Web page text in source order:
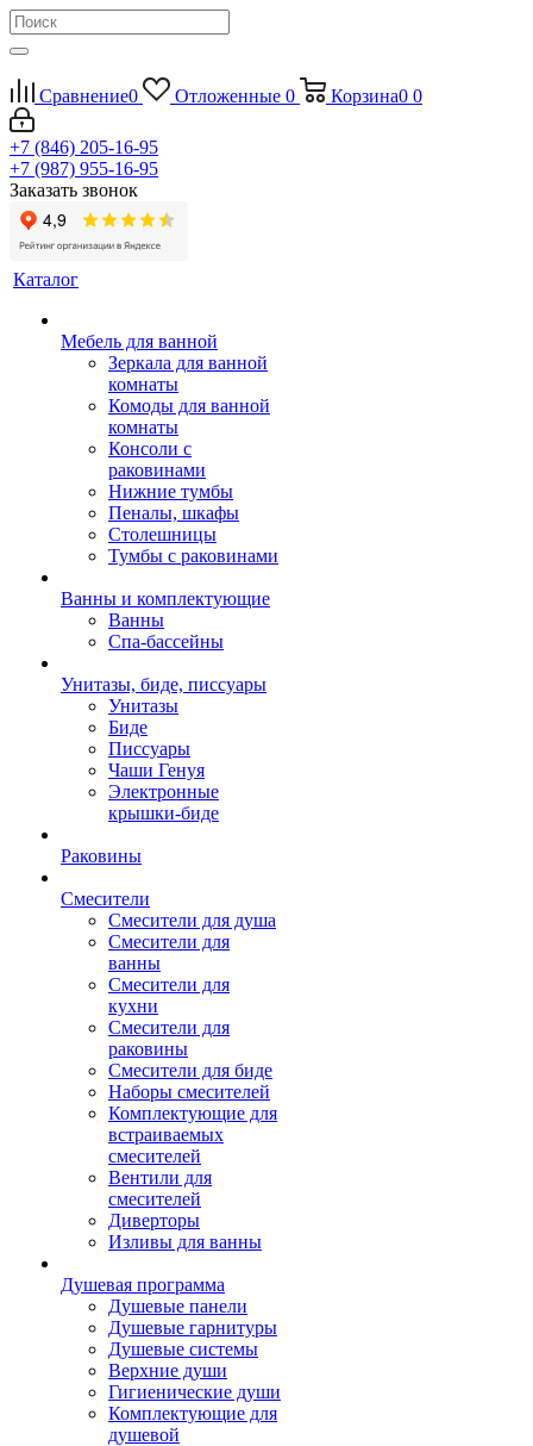
Сравнение0 Отложенные 0 Корзина0 0
+7 (846) 205-16-95
+7 (987) 955-16-95
Заказать звонок
Каталог
Мебель для ванной
Зеркала для ванной
комнаты
Комоды для ванной
комнаты
Консоли с
раковинами
Нижние тумбы
Пеналы, шкафы
Столешницы
Тумбы с раковинами
Ванны и комплектующие
Ванны
Спа-бассейны
Унитазы, биде, писсуары
Унитазы
Биде
Писсуары
Чаши Генуя
Электронные
крышки-биде
Раковины
Смесители
Смесители для душа
Смесители для
ванны
Смесители для
кухни
Смесители для
раковины
Смесители для биде
Наборы смесителей
Комплектующие для
встраиваемых
смесителей
Вентили для
смесителей
Диверторы
Изливы для ванны
Душевая программа
Душевые панели
Душевые гарнитуры
Душевые системы
Верхние души
Гигиенические души
Комплектующие для
душевой